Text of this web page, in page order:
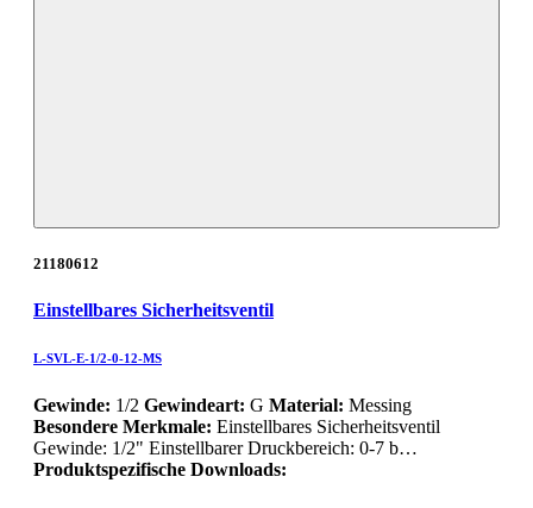
21180612
Einstellbares Sicherheitsventil
L-SVL-E-1/2-0-12-MS
Gewinde: 1/2 Gewindeart: G Material: Messing
Besondere Merkmale: Einstellbares Sicherheitsventil
Gewinde: 1/2" Einstellbarer Druckbereich: 0-7 b…
Produktspezifische Downloads: